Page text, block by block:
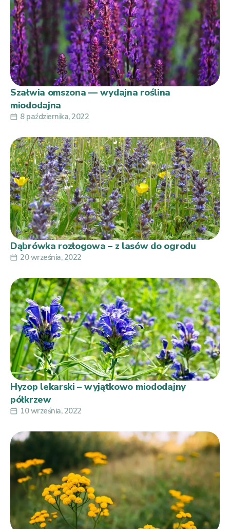
Szałwia omszona — wydajna roślina
miododajna
8 października, 2022
Dąbrówka rozłogowa – z lasów do ogrodu
20 września, 2022
Hyzop lekarski – wyjątkowo miododajny
półkrzew
10 września, 2022